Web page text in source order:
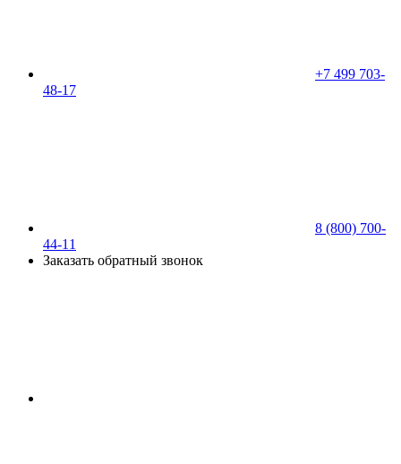
+7 499 703-
48-17
8 (800) 700-
44-11
Заказать обратный звонок